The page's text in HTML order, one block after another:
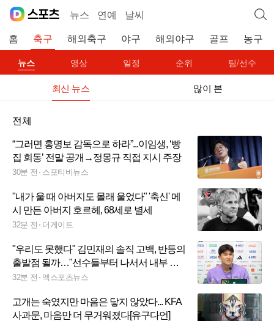
뉴스 연예 날씨
홈 축구 해외축구 야구 해외야구 골프 농구
뉴스 영상 일정 순위 팀/선수
최신 뉴스 많이 본
전체
“그러면 홍명보 감독으로 하라”...이임생, ‘빵
집 회동’ 전말 공개→정몽규 직접 지시 주장
30분 전 스포티비뉴스
"내가 울 때 아버지도 몰래 울었다" '축신' 메
시 만든 아버지 호르헤, 68세로 별세
32분 전 더게이트
"우리도 못했다" 김민재의 솔직 고백, 반등의
출발점 될까…"선수들부터 나서서 내부 분
위기 많이 바꿔보겠다" 다짐 반갑다
32분 전 엑스포츠뉴스
고개는 숙였지만 마음은 닿지 않았다... KFA
사과문, 마음만 더 무거워졌다[유구다언]